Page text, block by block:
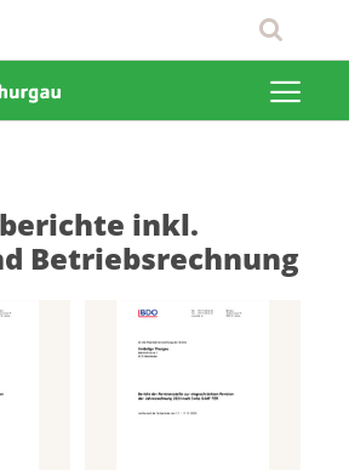
inkl.
Betriebsrechnung